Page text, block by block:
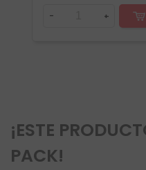
- +
¡ESTE
PACK!